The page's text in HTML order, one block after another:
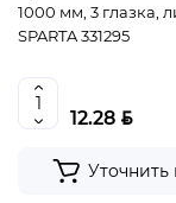
1000 мм, 3 глазка,
SPARTA 331295
12.28 BYN
Уточнить